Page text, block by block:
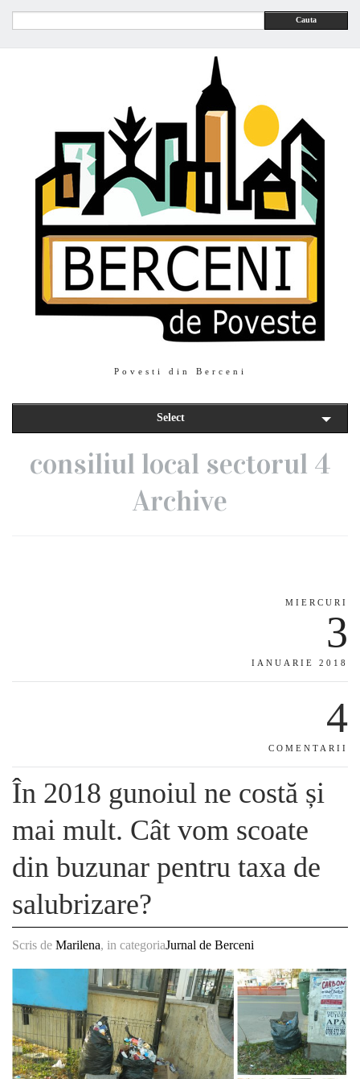
Cauta
Povesti din Berceni
Select
consiliul local sectorul 4
Archive
MIERCURI
3
IANUARIE 2018
4
COMENTARII
În 2018 gunoiul ne costă și
mai mult. Cât vom scoate
din buzunar pentru taxa de
salubrizare?
Scris de Marilena, in categoriaJurnal de Berceni